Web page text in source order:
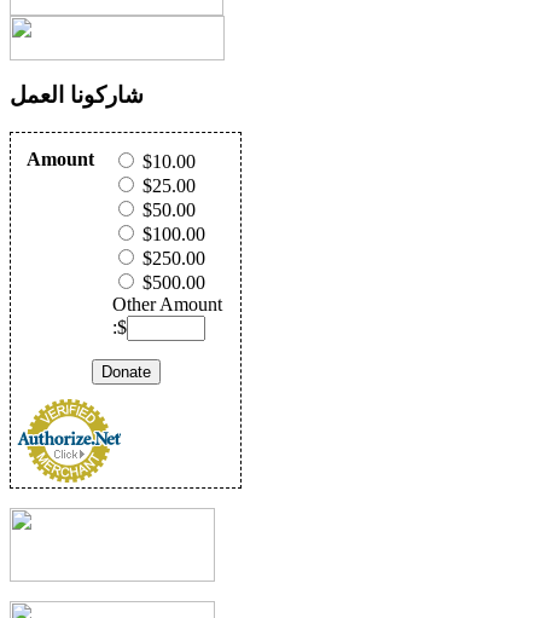
شاركونا العمل
Amount
$10.00
$25.00
$50.00
$100.00
$250.00
$500.00
Other Amount
:$